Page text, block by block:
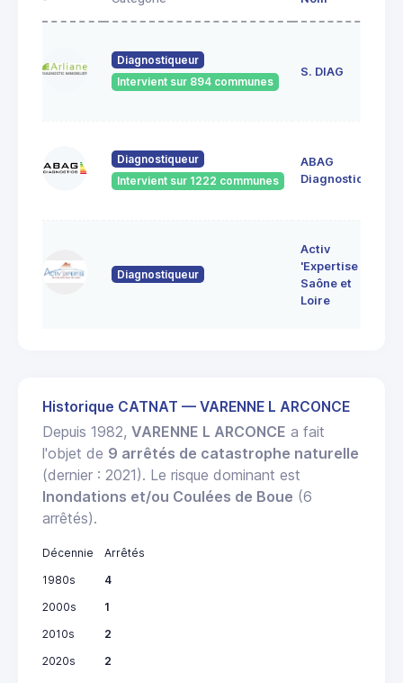
Diagnostiqueur
Intervient sur 894 communes
S. DIAG
Diagnostiqueur
Intervient sur 1222 communes
ABAG
Diagnostics
Diagnostiqueur
Activ
'Expertise
Saône et
Loire
Historique CATNAT — VARENNE L ARCONCE
Depuis 1982, VARENNE L ARCONCE a fait
l'objet de 9 arrêtés de catastrophe naturelle
(dernier : 2021). Le risque dominant est
Inondations et/ou Coulées de Boue (6
arrêtés).
Décennie
Arrêtés
1980s
4
2000s
1
2010s
2
2020s
2